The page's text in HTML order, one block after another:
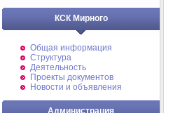
КСК Мирного
Общая информация
Структура
Деятельность
Проекты документов
Новости и объявления
Администрация